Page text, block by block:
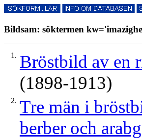
Bildsam: söktermen
1. Bröstbild av en
(1898-1913)
2. Tre män i
berber och